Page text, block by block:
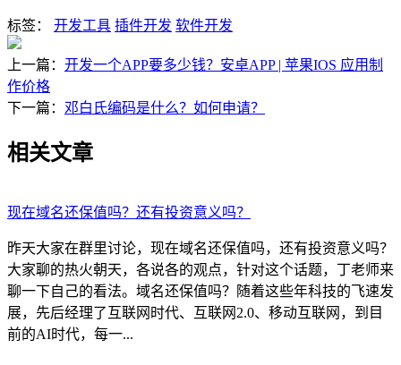
标签： 开发工具 插件开发 软件开发
上一篇： 开发一个APP要多少钱？安卓APP | 苹果IOS 应用制
作价格
下一篇： 邓白氏编码是什么？如何申请？
相关文章
现在域名还保值吗？还有投资意义吗？
昨天大家在群里讨论，现在域名还保值吗，还有投资意义吗？
大家聊的热火朝天，各说各的观点，针对这个话题，丁老师来
聊一下自己的看法。域名还保值吗？随着这些年科技的飞速发
展，先后经理了互联网时代、互联网2.0、移动互联网，到目
前的AI时代，每一...